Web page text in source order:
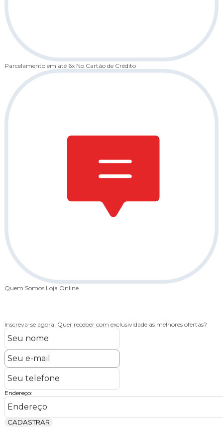
Parcelamento em até 6x No Cartão de Crédito
Quem Somos Loja Online
Inscreva-se agora! Quer receber com exclusividade as melhores ofertas?
Endereço:
CADASTRAR